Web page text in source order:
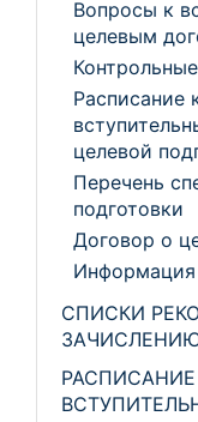
Вопросы к
целевым
Расписание
целевой
Перечень
подготовки
Договор о
Информация
СПИСКИ